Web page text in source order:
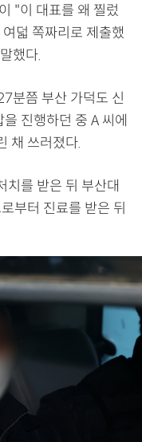
"이 대표를 왜 찔렀
덟 쪽짜리로 제출했
했다.
분쯤 부산 가덕도 신
진행하던 중 A 씨에
채 쓰러졌다.
치를 받은 뒤 부산대
부터 진료를 받은 뒤